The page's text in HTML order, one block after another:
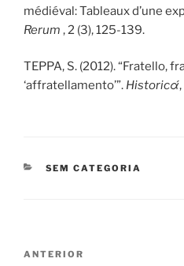
médiéval: Tableaux d’une
Rerum , 2 (3), 125-139.
TEPPA, S. (2012). “Fratello,
‘affratellamento’”. Historicά
CATEGORIAS
SEM CATEGORIA
Navegação
Conteúdo
ANTERIOR